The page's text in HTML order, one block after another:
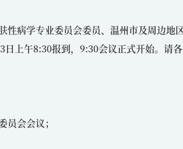
性病学专业委员会委员、温州市及周边地
日上午8:30报到，9:30会议正式开始。请
会会议；